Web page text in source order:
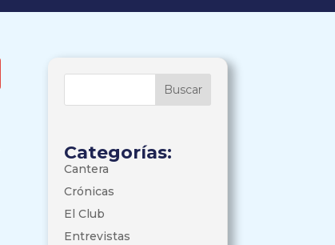
Categorías:
Cantera
Crónicas
El Club
Entrevistas